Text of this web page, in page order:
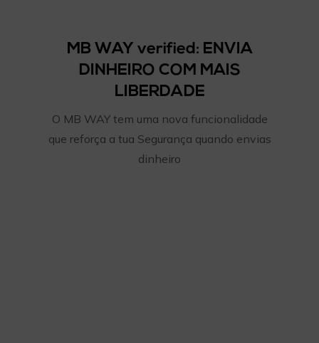
MB WAY verified: ENVIA
DINHEIRO COM MAIS
LIBERDADE
O MB WAY tem uma nova funcionalidade
que reforça a tua Segurança quando envias
dinheiro